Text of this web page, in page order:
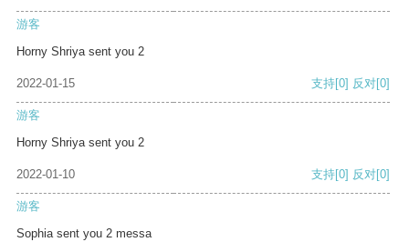
游客
Horny Shriya sent you 2
2022-01-15 支持[0] 反对[0]
游客
Horny Shriya sent you 2
2022-01-10 支持[0] 反对[0]
游客
Sophia sent you 2 messa